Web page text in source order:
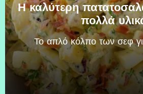
Η καλύτερη
πολλά
Το απλό κόλπο των σεφ